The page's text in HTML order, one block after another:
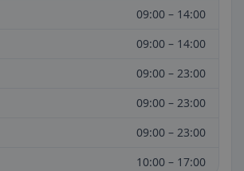
09:00 – 14:00
09:00 – 14:00
09:00 – 23:00
09:00 – 23:00
09:00 – 23:00
10:00 – 17:00